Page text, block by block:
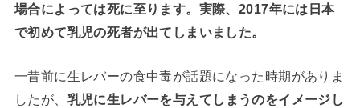
場合によっては死に至ります。実際、2017年には日本
で初めて乳児の死者が出てしまいました。
一昔前に生レバーの食中毒が話題になった時期がありま
したが、 乳児に生レバーを与えてしまうのをイメージし